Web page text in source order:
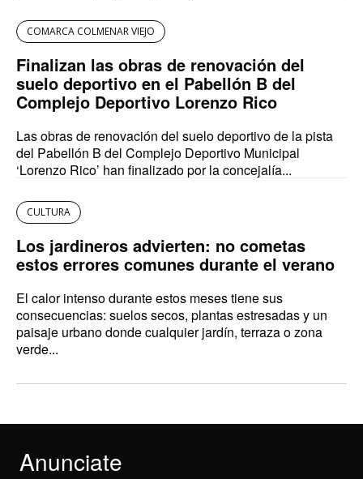
COMARCA COLMENAR VIEJO
Finalizan las obras de renovación del
suelo deportivo en el Pabellón B del
Complejo Deportivo Lorenzo Rico
Las obras de renovación del suelo deportivo de la pista
del Pabellón B del Complejo Deportivo Municipal
‘Lorenzo Rico’ han finalizado por la concejalía...
CULTURA
Los jardineros advierten: no cometas
estos errores comunes durante el verano
El calor intenso durante estos meses tiene sus
consecuencias: suelos secos, plantas estresadas y un
paisaje urbano donde cualquier jardín, terraza o zona
verde...
Anunciate